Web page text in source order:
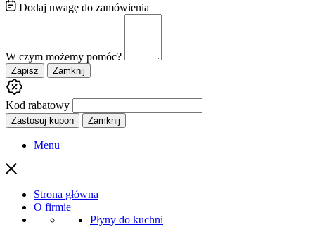
Dodaj uwagę do zamówienia
W czym możemy pomóc?
Zapisz Zamknij
Kod rabatowy
Zastosuj kupon Zamknij
Menu
Strona główna
O firmie
Płyny do kuchni